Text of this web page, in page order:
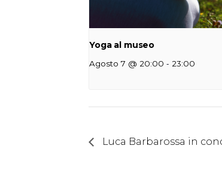
Yoga al museo
Agosto 7 @ 20:00 - 23:00
Luca Barbarossa in